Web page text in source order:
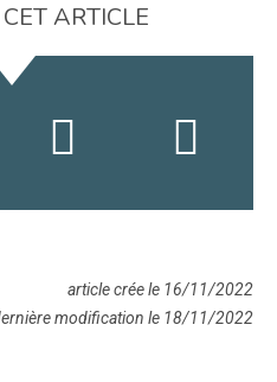
ARTICLE
article crée le 16/11/2022
modification le 18/11/2022